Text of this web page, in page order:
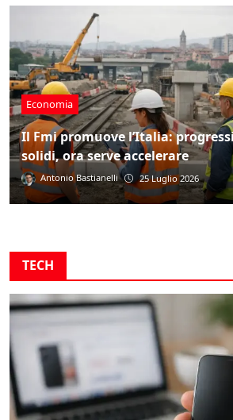
⁠⁠Economia
Il Fmi promuove l’Italia:
solidi, ora serve accelerare
Antonio Bastianelli 25 Luglio 2026
TECH